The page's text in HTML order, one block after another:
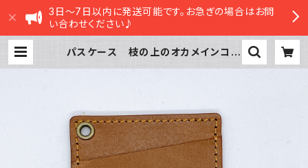
3日～7日以内に発送可能です。お急ぎの場合はお問
い合わせください♪
パスケース 枝の上のオカメインコ